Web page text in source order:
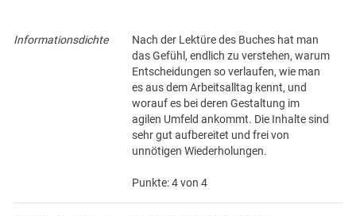
Informationsdichte
Nach der Lektüre des Buches hat man
das Gefühl, endlich zu verstehen, warum
Entscheidungen so verlaufen, wie man
es aus dem Arbeitsalltag kennt, und
worauf es bei deren Gestaltung im
agilen Umfeld ankommt. Die Inhalte sind
sehr gut aufbereitet und frei von
unnötigen Wiederholungen.
Punkte: 4 von 4